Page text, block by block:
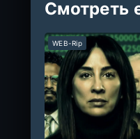
Смотреть
WEB-Rip